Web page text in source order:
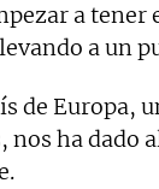
a tener
a un
de Europa,
nos ha dado